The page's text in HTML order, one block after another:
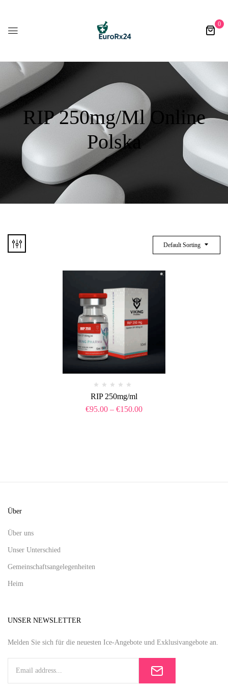
0
RIP 250mg/ml Online
Polska
Default Sorting
RIP 250mg/ml
€95.00 – €150.00
Über
Über uns
Unser Unterschied
Gemeinschaftsangelegenheiten
Heim
UNSER NEWSLETTER
Melden Sie sich für die neuesten Ice-Angebote und Exklusivangebote an.